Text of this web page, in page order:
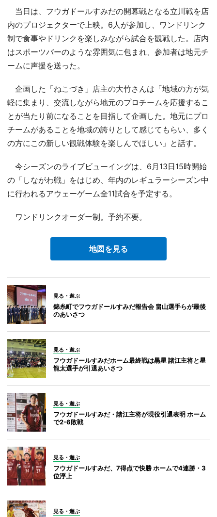
当日は、フウガドールすみだの開幕戦となる立川戦を店
内のプロジェクターで上映。6人が参加し、ワンドリンク
制で食事やドリンクを楽しみながら試合を観戦した。店内
はスポーツバーのような雰囲気に包まれ、参加者は地元チ
ームに声援を送った。
企画した「ねこづき」店主の大竹さんは「地域の方が気
軽に集まり、交流しながら地元のプロチームを応援するこ
とが当たり前になることを目指して企画した。地元にプロ
チームがあることを地域の誇りとして感じてもらい、多く
の方にこの新しい観戦体験を楽しんでほしい」と話す。
今シーズンのライブビューイングは、6月13日15時開始
の「しながわ戦」をはじめ、年内のレギュラーシーズン中
に行われるアウェーゲーム全11試合を予定する。
ワンドリンクオーダー制。予約不要。
地図を見る
見る・遊ぶ
錦糸町でフウガドールすみだ報告会 畠山選手らが最後
のあいさつ
見る・遊ぶ
フウガドールすみだホーム最終戦は黒星 諸江主将と星
龍太選手が引退あいさつ
見る・遊ぶ
フウガドールすみだ・諸江主将が現役引退表明 ホーム
で2-6敗戦
見る・遊ぶ
フウガドールすみだ、7得点で快勝 ホームで4連勝・3
位浮上
見る・遊ぶ